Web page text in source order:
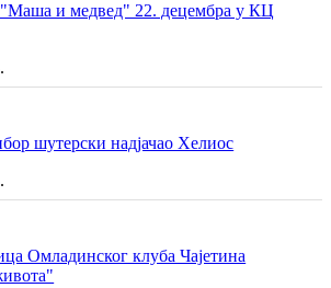
и медвед" 22. децембра у КЦ
шутерски надјачао Хелиос
Омладинског клуба Чајетина